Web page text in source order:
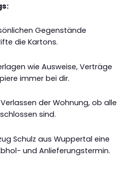
Gegenstände
die Kartons.
wie Ausweise, Verträge
immer bei dir.
der Wohnung, ob alle
sind.
Schulz aus Wuppertal eine
und Anlieferungstermin.